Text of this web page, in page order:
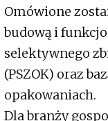
Omówione
budową i
selektywnego
(PSZOK) oraz
opakowaniach.
Dla branży